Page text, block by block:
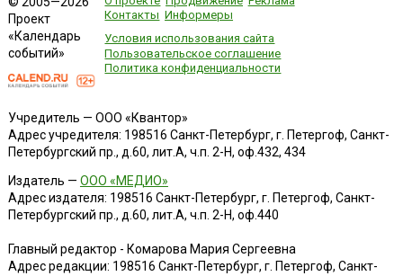
Проект
«Календарь
событий»
Контакты Информеры
Условия использования сайта
Пользовательское соглашение
Политика конфиденциальности
Учредитель — ООО «Квантор»
Адрес учредителя: 198516 Санкт-Петербург, г. Петергоф, Санкт-
Петербургский пр., д.60, лит.А, ч.п. 2-Н, оф.432, 434
Издатель — ООО «МЕДИО»
Адрес издателя: 198516 Санкт-Петербург, г. Петергоф, Санкт-
Петербургский пр., д.60, лит.А, ч.п. 2-Н, оф.440
Главный редактор - Комарова Мария Сергеевна
Адрес редакции: 198516 Санкт-Петербург, г. Петергоф, Санкт-